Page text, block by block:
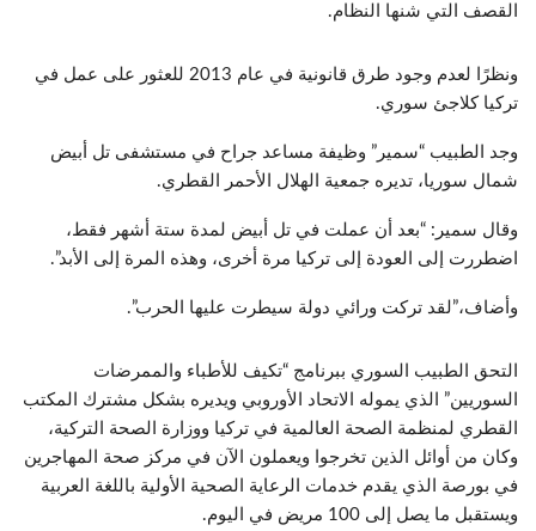
القصف التي شنها النظام.
ونظرًا لعدم وجود طرق قانونية في عام 2013 للعثور على عمل في
تركيا كلاجئ سوري.
وجد الطبيب “سمير” وظيفة مساعد جراح في مستشفى تل أبيض
شمال سوريا، تديره جمعية الهلال الأحمر القطري.
وقال سمير: “بعد أن عملت في تل أبيض لمدة ستة أشهر فقط،
اضطررت إلى العودة إلى تركيا مرة أخرى، وهذه المرة إلى الأبد”.
وأضاف،”لقد تركت ورائي دولة سيطرت عليها الحرب”.
التحق الطبيب السوري ببرنامج “تكيف للأطباء والممرضات
السوريين” الذي يموله الاتحاد الأوروبي ويديره بشكل مشترك المكتب
القطري لمنظمة الصحة العالمية في تركيا ووزارة الصحة التركية،
وكان من أوائل الذين تخرجوا ويعملون الآن في مركز صحة المهاجرين
في بورصة الذي يقدم خدمات الرعاية الصحية الأولية باللغة العربية
ويستقبل ما يصل إلى 100 مريض في اليوم.